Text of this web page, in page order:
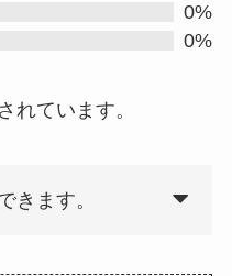
0%
0%
れています。
きます。